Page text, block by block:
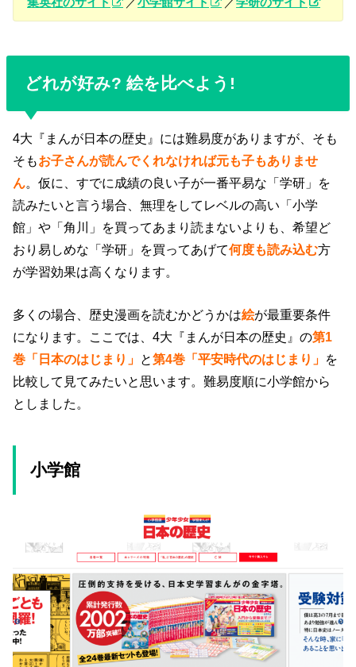
どれが好み? 絵を比べよう!
4大『まんが日本の歴史』には難易度がありますが、そも
そもお子さんが読んでくれなければ元も子もありませ
ん。仮に、すでに成績の良い子が一番平易な「学研」を
読みたいと言う場合、無理をしてレベルの高い「小学
館」や「角川」を買ってあまり読まないよりも、希望ど
おり易しめな「学研」を買ってあげて何度も読み込む方
が学習効果は高くなります。
多くの場合、歴史漫画を読むかどうかは絵が最重要条件
になります。ここでは、4大『まんが日本の歴史』の第1
巻「日本のはじまり」 と第4巻「平安時代のはじまり」 を
比較して見てみたいと思います。難易度順に小学館から
としました。
小学館